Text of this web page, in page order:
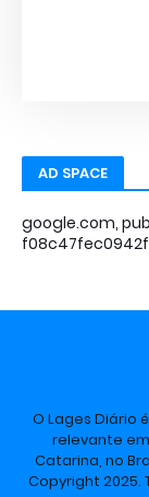
AD SPACE
google.com,
O Lages Diário
relevante
Catarina, no
Copyright 2025.